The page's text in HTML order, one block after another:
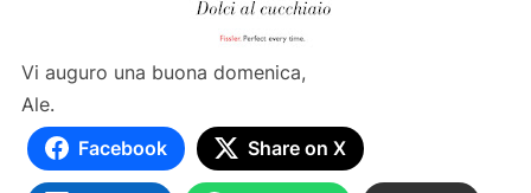
Vi auguro una buona domenica,
Ale.
Facebook
Share on X